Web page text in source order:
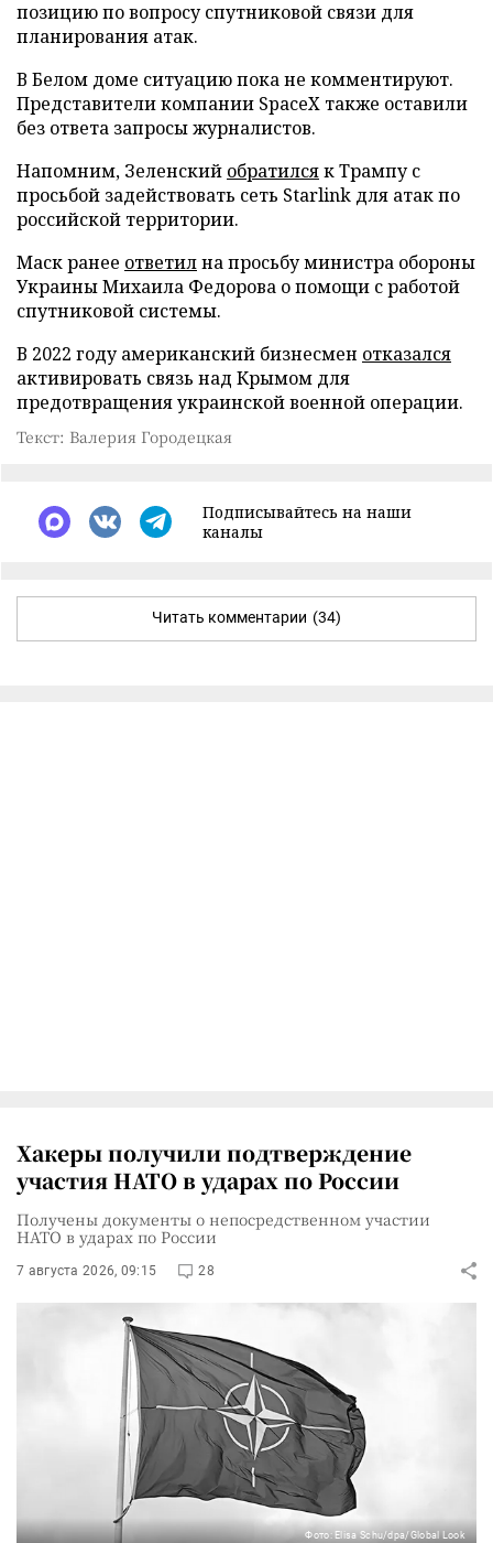
позицию по вопросу спутниковой связи для
планирования атак.
В Белом доме ситуацию пока не комментируют.
Представители компании SpaceX также оставили
без ответа запросы журналистов.
Напомним, Зеленский обратилсяк Трампу с
просьбой задействовать сеть Starlink для атак по
российской территории.
Маск ранее ответилна просьбу министра обороны
Украины Михаила Федорова о помощи с работой
спутниковой системы.
В 2022 году американский бизнесмен отказался
активировать связь над Крымом для
предотвращения украинской военной операции.
Текст: Валерия Городецкая
Подписывайтесь на наши
каналы
Читать комментарии (34)
Хакеры получили подтверждение
участия НАТО в ударах по России
Получены документы о непосредственном участии
НАТО в ударах по России
7 августа 2026, 09:15 28
Фото: Elisa Schu/dpa/Global Look